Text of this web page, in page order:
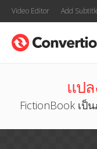
Video Editor Add
แปล
FictionBook เ